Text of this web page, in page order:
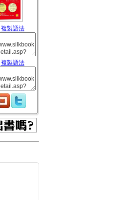
複製語法
複製語法